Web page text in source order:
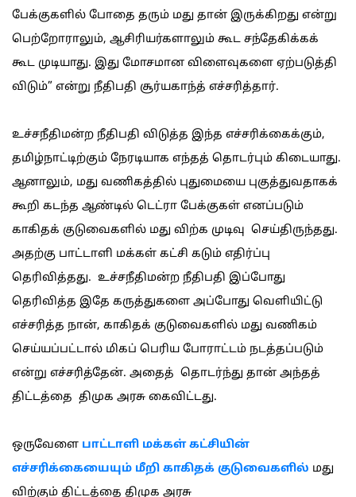
பேக்குகளில் போதை தரும் மது தான் இருக்கிறது என்று
பெற்றோராலும், ஆசிரியர்களாலும் கூட சந்தேகிக்கக்
கூட முடியாது. இது மோசமான விளைவுகளை ஏற்படுத்தி
விடும்” என்று நீதிபதி சூர்யகாந்த் எச்சரித்தார்.
உச்சநீதிமன்ற நீதிபதி விடுத்த இந்த எச்சரிக்கைக்கும்,
தமிழ்நாட்டிற்கும் நேரடியாக எந்தத் தொடர்பும் கிடையாது.
ஆனாலும், மது வணிகத்தில் புதுமையை புகுத்துவதாகக்
கூறி கடந்த ஆண்டில் டெட்ரா பேக்குகள் எனப்படும்
காகிதக் குடுவைகளில் மது விற்க முடிவு செய்திருந்தது.
அதற்கு பாட்டாளி மக்கள் கட்சி கடும் எதிர்ப்பு
தெரிவித்தது. உச்சநீதிமன்ற நீதிபதி இப்போது
தெரிவித்த இதே கருத்துகளை அப்போது வெளியிட்டு
எச்சரித்த நான், காகிதக் குடுவைகளில் மது வணிகம்
செய்யப்பட்டால் மிகப் பெரிய போராட்டம் நடத்தப்படும்
என்று எச்சரித்தேன். அதைத் தொடர்ந்து தான் அந்தத்
திட்டத்தை திமுக அரசு கைவிட்டது.
ஒருவேளை பாட்டாளி மக்கள் கட்சியின்
எச்சரிக்கையையும் மீறி காகிதக் குடுவைகளில் மது
விற்கும் திட்டத்தை திமுக அரசு